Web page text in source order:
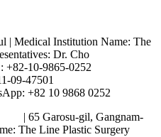
| Medical Institution Name: The
Dr. Cho
+82-10-9865-0252
09-47501
+82 10 9868 0252
| 65 Garosu-gil, Gangnam-
The Line Plastic Surgery